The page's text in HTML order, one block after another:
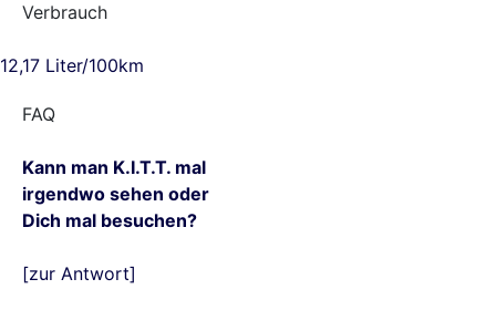
Verbrauch
12,17 Liter/100km
FAQ
Kann man K.I.T.T. mal
irgendwo sehen oder
Dich mal besuchen?
[zur Antwort]